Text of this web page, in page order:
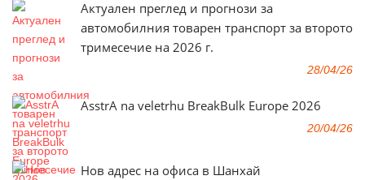
Актуален преглед и прогнози за
автомобилния товарен транспорт за второто
тримесечие на 2026 г.
28/04/26
AsstrA na veletrhu BreakBulk Europe 2026
20/04/26
Нов адрес на офиса в Шанхай